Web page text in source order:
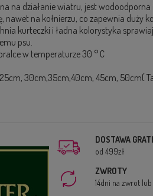
na działanie wiatru, jest wodoodporna
nawet na kołnierzu, co zapewnia duży
kurteczki i ładna kolorystyka
psu.
w temperaturze 30 ° C
30cm,35cm,40cm, 45cm, 50cm(
DOSTAWA
od 499zł
ZWROTY
14dni na zwrot